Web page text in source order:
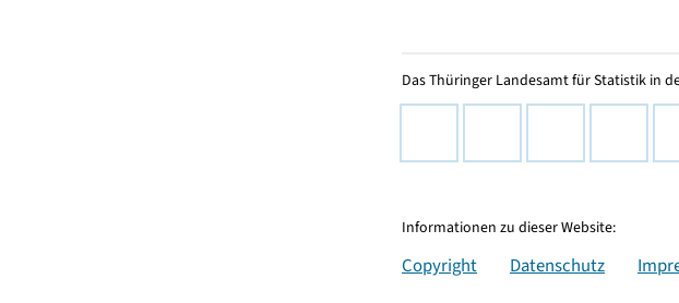
Das Thüringer Landesamt für Statistik in
Informationen zu dieser Website:
Copyright Datenschutz